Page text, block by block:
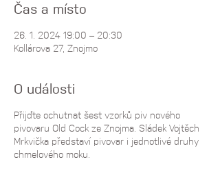
Čas a místo
26. 1. 2024 19:00 – 20:30
Kollárova 27, Znojmo
O události
Přijďte ochutnat šest vzorků piv nového
pivovaru Old Cock ze Znojma. Sládek Vojtěch
Mrkvička představí pivovar i jednotlivé druhy
chmelového moku.